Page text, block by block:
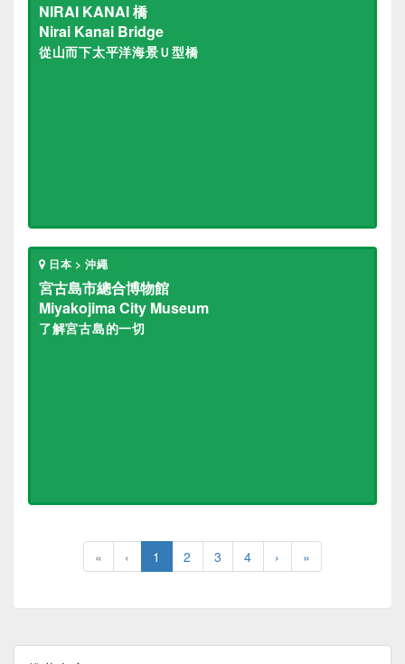
NIRAI KANAI 橋
Nirai Kanai Bridge
從山而下太平洋海景Ｕ型橋
日本 > 沖繩
宮古島市總合博物館
Miyakojima City Museum
了解宮古島的一切
« ‹ 1 2 3 4 › »